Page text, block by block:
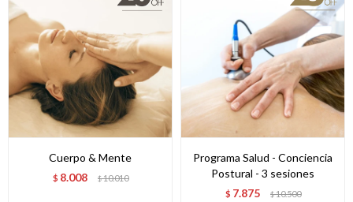
Cuerpo & Mente
$ 8.008 $10.010
Programa Salud - Conciencia
Postural - 3 sesiones
$ 7.875 $10.500